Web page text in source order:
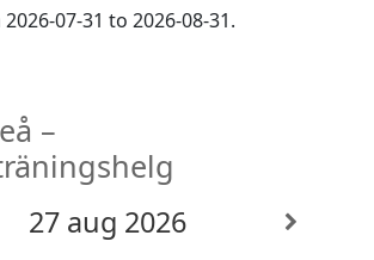
07-31 to 2026-08-31.
–
27 aug 2026